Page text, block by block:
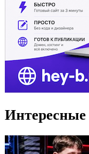
Интересные